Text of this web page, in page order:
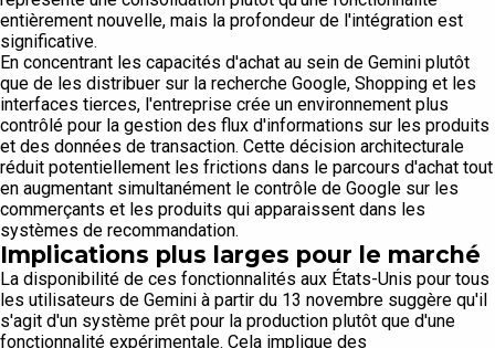
entièrement nouvelle, mais la profondeur de l'intégration est
significative.
En concentrant les capacités d'achat au sein de Gemini plutôt
que de les distribuer sur la recherche Google, Shopping et les
interfaces tierces, l'entreprise crée un environnement plus
contrôlé pour la gestion des flux d'informations sur les produits
et des données de transaction. Cette décision architecturale
réduit potentiellement les frictions dans le parcours d'achat tout
en augmentant simultanément le contrôle de Google sur les
commerçants et les produits qui apparaissent dans les
systèmes de recommandation.
Implications plus larges pour le marché
La disponibilité de ces fonctionnalités aux États-Unis pour tous
les utilisateurs de Gemini à partir du 13 novembre suggère qu'il
s'agit d'un système prêt pour la production plutôt que d'une
fonctionnalité expérimentale. Cela implique des